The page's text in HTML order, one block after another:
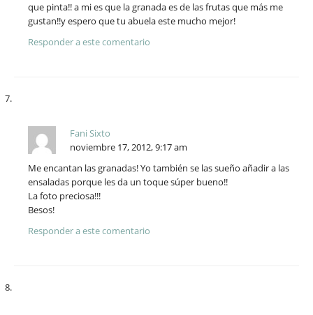
que pinta!! a mi es que la granada es de las frutas que más me
gustan!!y espero que tu abuela este mucho mejor!
Responder a este comentario
Fani Sixto
noviembre 17, 2012, 9:17 am
Me encantan las granadas! Yo también se las sueño añadir a las
ensaladas porque les da un toque súper bueno!!
La foto preciosa!!!
Besos!
Responder a este comentario